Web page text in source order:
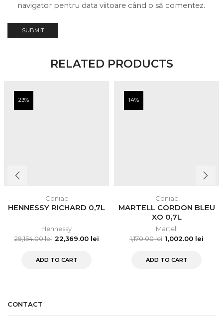
navigator pentru data viitoare când o să comentez.
RELATED PRODUCTS
23%
Coniac
HENNESSY RICHARD 0,7L
Hennessy
29,154.00lei 22,369.00 lei
ADD TO CART
14%
Coniac
MARTELL CORDON BLEU
XO 0,7L
Martell
1,170.00lei 1,002.00 lei
ADD TO CART
CONTACT